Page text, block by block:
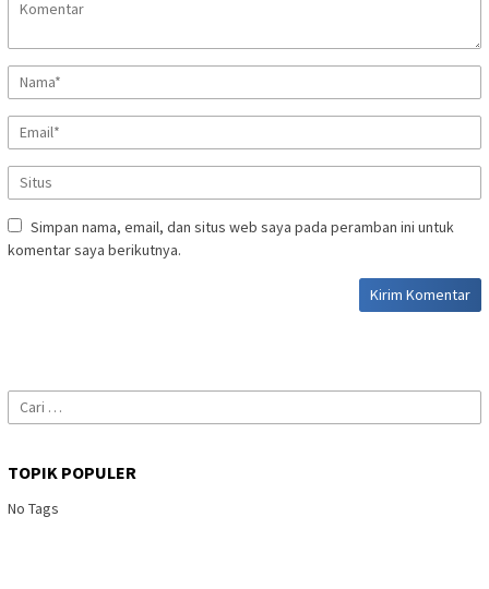
Simpan nama, email, dan situs web saya pada peramban ini untuk
komentar saya berikutnya.
Cari
untuk:
TOPIK POPULER
No Tags